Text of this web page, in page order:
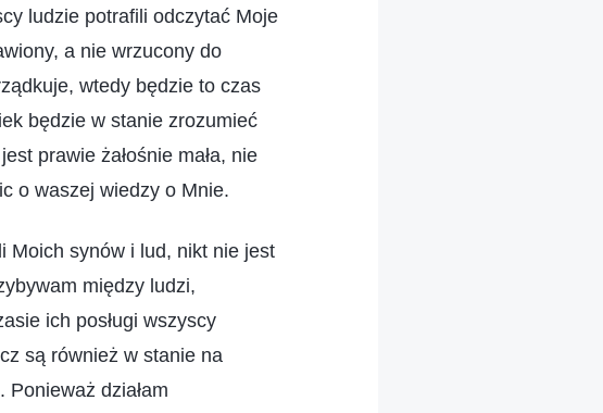
ludzie potrafili odczytać Moje
a nie wrzucony do
wtedy będzie to czas
będzie w stanie zrozumieć
prawie żałośnie mała, nie
o waszej wiedzy o Mnie.
Moich synów i lud, nikt nie jest
między ludzi,
ich posługi wszyscy
są również w stanie na
działam